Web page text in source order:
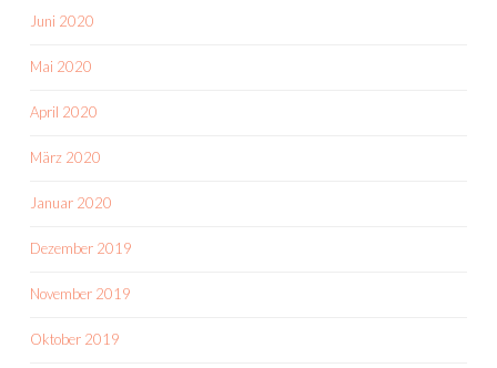
Juni 2020
Mai 2020
April 2020
März 2020
Januar 2020
Dezember 2019
November 2019
Oktober 2019